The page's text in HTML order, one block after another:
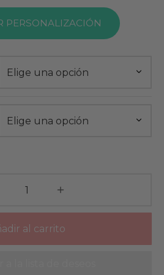
PERSONALIZACIÓN
al carrito